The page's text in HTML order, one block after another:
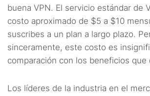
buena VPN. El servicio estándar de
costo aproximado de $5 a $10
suscribes a un plan a largo plazo.
sinceramente, este costo es
comparación con los beneficios que
Los líderes de la industria en el